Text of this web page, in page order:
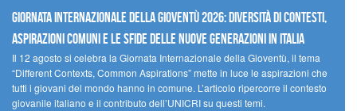
GIORNATA INTERNAZIONALE DELLA GIOVENTÙ 2026: DIVERSITÀ DI CONTESTI,
ASPIRAZIONI COMUNI E LE SFIDE DELLE NUOVE GENERAZIONI IN ITALIA
Il 12 agosto si celebra la Giornata Internazionale della Gioventù, il tema
“Different Contexts, Common Aspirations” mette in luce le aspirazioni che
tutti i giovani del mondo hanno in comune. L’articolo ripercorre il contesto
giovanile italiano e il contributo dell’UNICRI su questi temi.